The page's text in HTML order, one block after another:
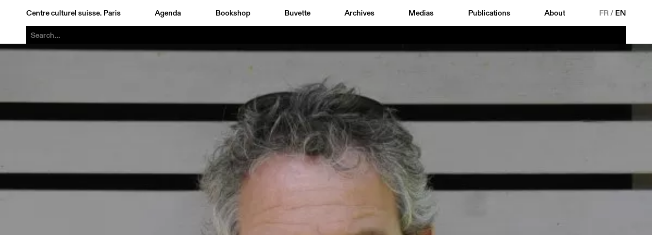
Centre culturel suisse. Paris Agenda Bookshop Buvette Archives Medias Publications About FR/ EN